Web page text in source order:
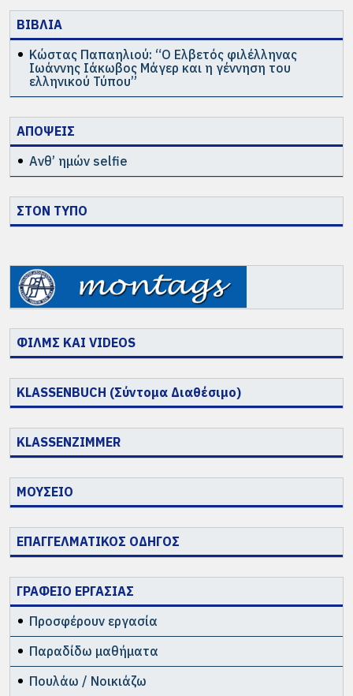
ΒΙΒΛΙΑ
Κώστας Παπαηλιού: “Ο Ελβετός φιλέλληνας
Ιωάννης Ιάκωβος Μάγερ και η γέννηση του
ελληνικού Τύπου”
ΑΠΟΨΕΙΣ
Ανθ’ ημών selfie
ΣΤΟΝ ΤΥΠΟ
ΦΙΛΜΣ ΚΑΙ VIDEOS
KLASSENBUCH (Σύντομα Διαθέσιμο)
KLASSENZIMMER
ΜΟΥΣΕΙΟ
ΕΠΑΓΓΕΛΜΑΤΙΚΟΣ ΟΔΗΓΟΣ
ΓΡΑΦΕΙΟ ΕΡΓΑΣΙΑΣ
Προσφέρουν εργασία
Παραδίδω μαθήματα
Πουλάω / Νοικιάζω